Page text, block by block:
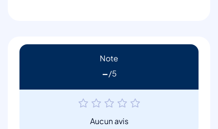
Note
-
Aucun avis